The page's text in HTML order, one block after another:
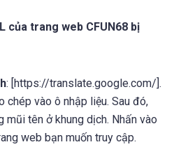
của trang web CFUN68 bị
: [https://translate.google.com/].
chép vào ô nhập liệu. Sau đó,
tên ở khung dịch. Nhấn vào
web bạn muốn truy cập.